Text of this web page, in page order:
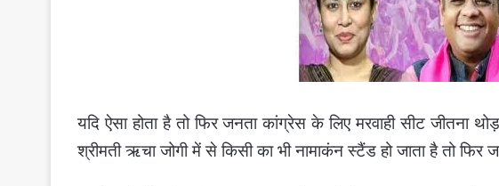
यदि ऐसा होता है तो फिर जनता कांग्रेस के लिए मरवाही सीट जीतना
श्रीमती ऋचा जोगी में से किसी का भी नामाकंन स्टैंड हो जाता है तो